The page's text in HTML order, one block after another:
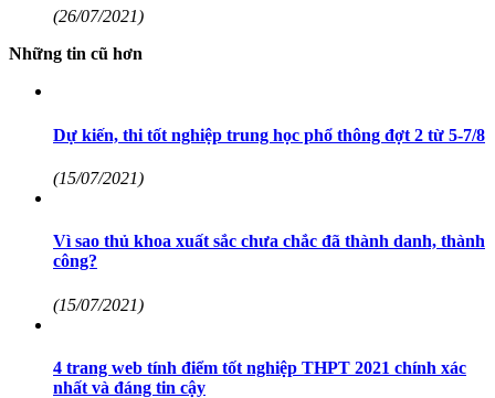
(26/07/2021)
Những tin cũ hơn
Dự kiến, thi tốt nghiệp trung học phổ thông đợt 2 từ 5-7/8
(15/07/2021)
Vì sao thủ khoa xuất sắc chưa chắc đã thành danh, thành
công?
(15/07/2021)
4 trang web tính điểm tốt nghiệp THPT 2021 chính xác
nhất và đáng tin cậy